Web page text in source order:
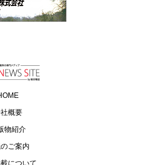
概要
物紹介
ご案内